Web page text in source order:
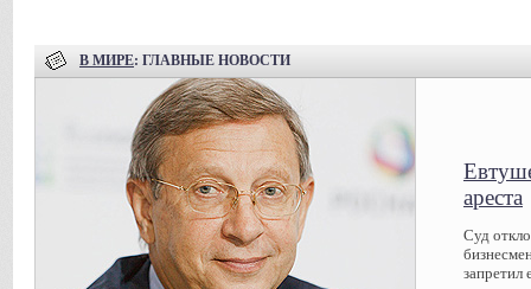
В МИРЕ: ГЛАВНЫЕ НОВОСТИ
ареста
Суд
запретил